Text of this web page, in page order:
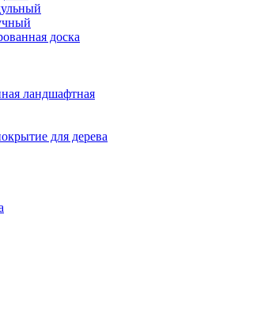
доска
ландшафтная
для дерева